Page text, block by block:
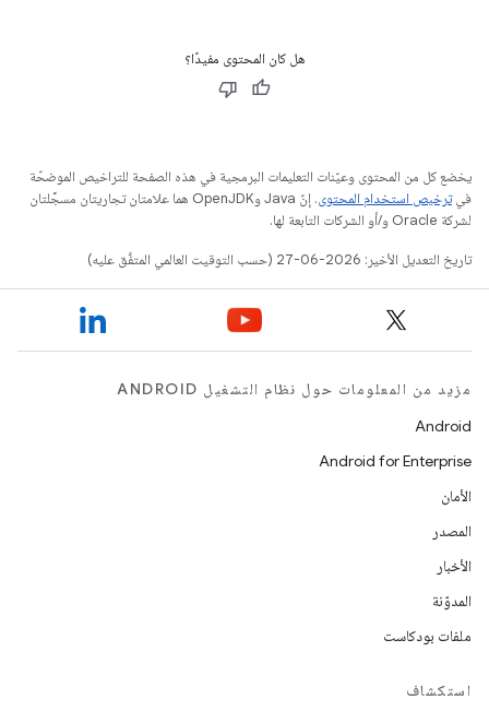
هل كان المحتوى مفيدًا؟
يخضع كل من المحتوى وعيّنات التعليمات البرمجية في هذه الصفحة للتراخيص الموضحّة
فيترخيص استخدام المحتوى
. إنّ Java وOpenJDK هما علامتان تجاريتان مسجَّلتان
لشركة Oracle و/أو الشركات التابعة لها.
تاريخ التعديل الأخير: 2026-06-27 (حسب التوقيت العالمي المتفَّق عليه)
مزيد من المعلومات حول نظام التشغيل ANDROID
Android
Android for Enterprise
الأمان
المصدر
الأخبار
المدوّنة
ملفات بودكاست
استكشاف